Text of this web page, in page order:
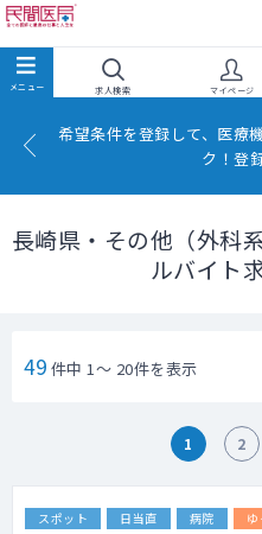
求人検索 マイページ
希望条件を登録して、医療
ク！登
長崎県・その他（外科
ルバイト
49 件中 1～ 20件を表示
1 2
スポット 日当直 病院